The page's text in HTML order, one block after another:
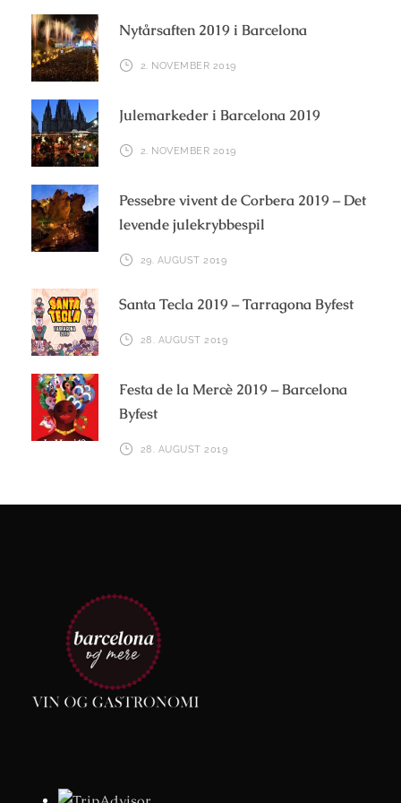
Nytårsaften 2019 i Barcelona
2. NOVEMBER 2019
Julemarkeder i Barcelona 2019
2. NOVEMBER 2019
Pessebre vivent de Corbera 2019 – Det
levende julekrybbespil
29. AUGUST 2019
Santa Tecla 2019 – Tarragona Byfest
28. AUGUST 2019
Festa de la Mercè 2019 – Barcelona
Byfest
28. AUGUST 2019